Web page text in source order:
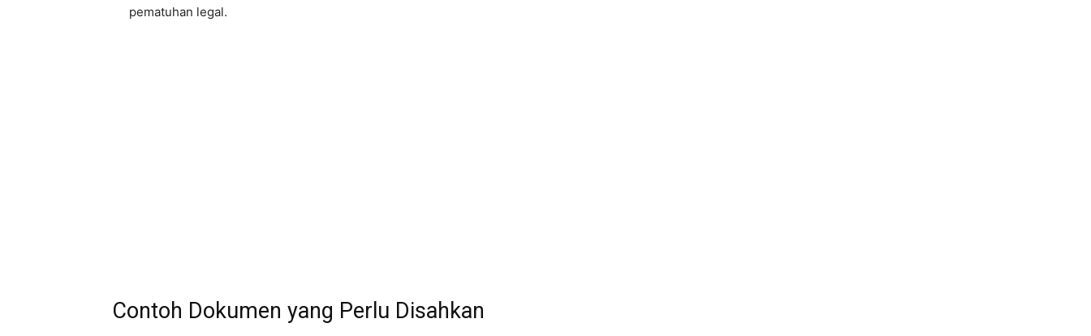
pematuhan legal.
Contoh Dokumen yang Perlu Disahkan